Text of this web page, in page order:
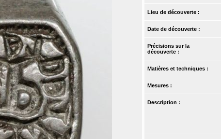
Lieu de découverte :
Date de découverte :
Précisions sur la
découverte :
Matières et techniques :
Mesures :
Description :